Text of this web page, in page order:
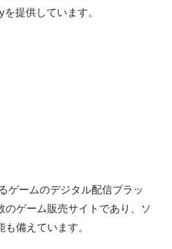
提供しています。
ゲームのデジタル配信プラッ
のゲーム販売サイトであり、ソ
備えています。